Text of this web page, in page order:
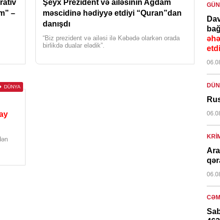
–
Şeyx Prezident və ailəsinin Ağdam
məscidinə hədiyyə etdiyi “Quran”dan
danışdı
“Biz prezident və ailəsi ilə Kəbədə olarkən orada
birlikdə dualar elədik”.
DÜNYA